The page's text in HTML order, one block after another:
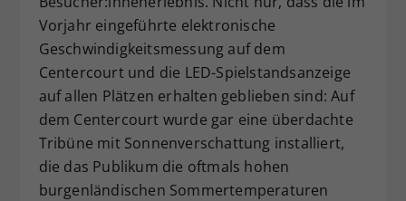
Vorjahr eingeführte elektronische
Geschwindigkeitsmessung auf dem
Centercourt und die LED-Spielstandsanzeige
auf allen Plätzen erhalten geblieben sind: Auf
dem Centercourt wurde gar eine überdachte
Tribüne mit Sonnenverschattung installiert,
die das Publikum die oftmals hohen
burgenländischen Sommertemperaturen